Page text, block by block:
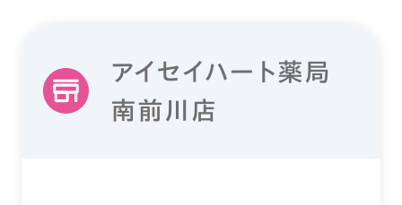
アイセイハート薬局
南前川店